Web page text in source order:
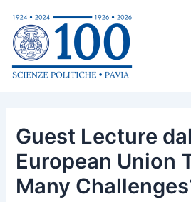
contenuto
Guest Lecture
European Union
Many
articoli